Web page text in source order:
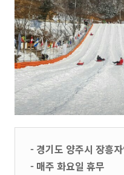
- 경기도 양주시 장흥
- 매주 화요일 휴무